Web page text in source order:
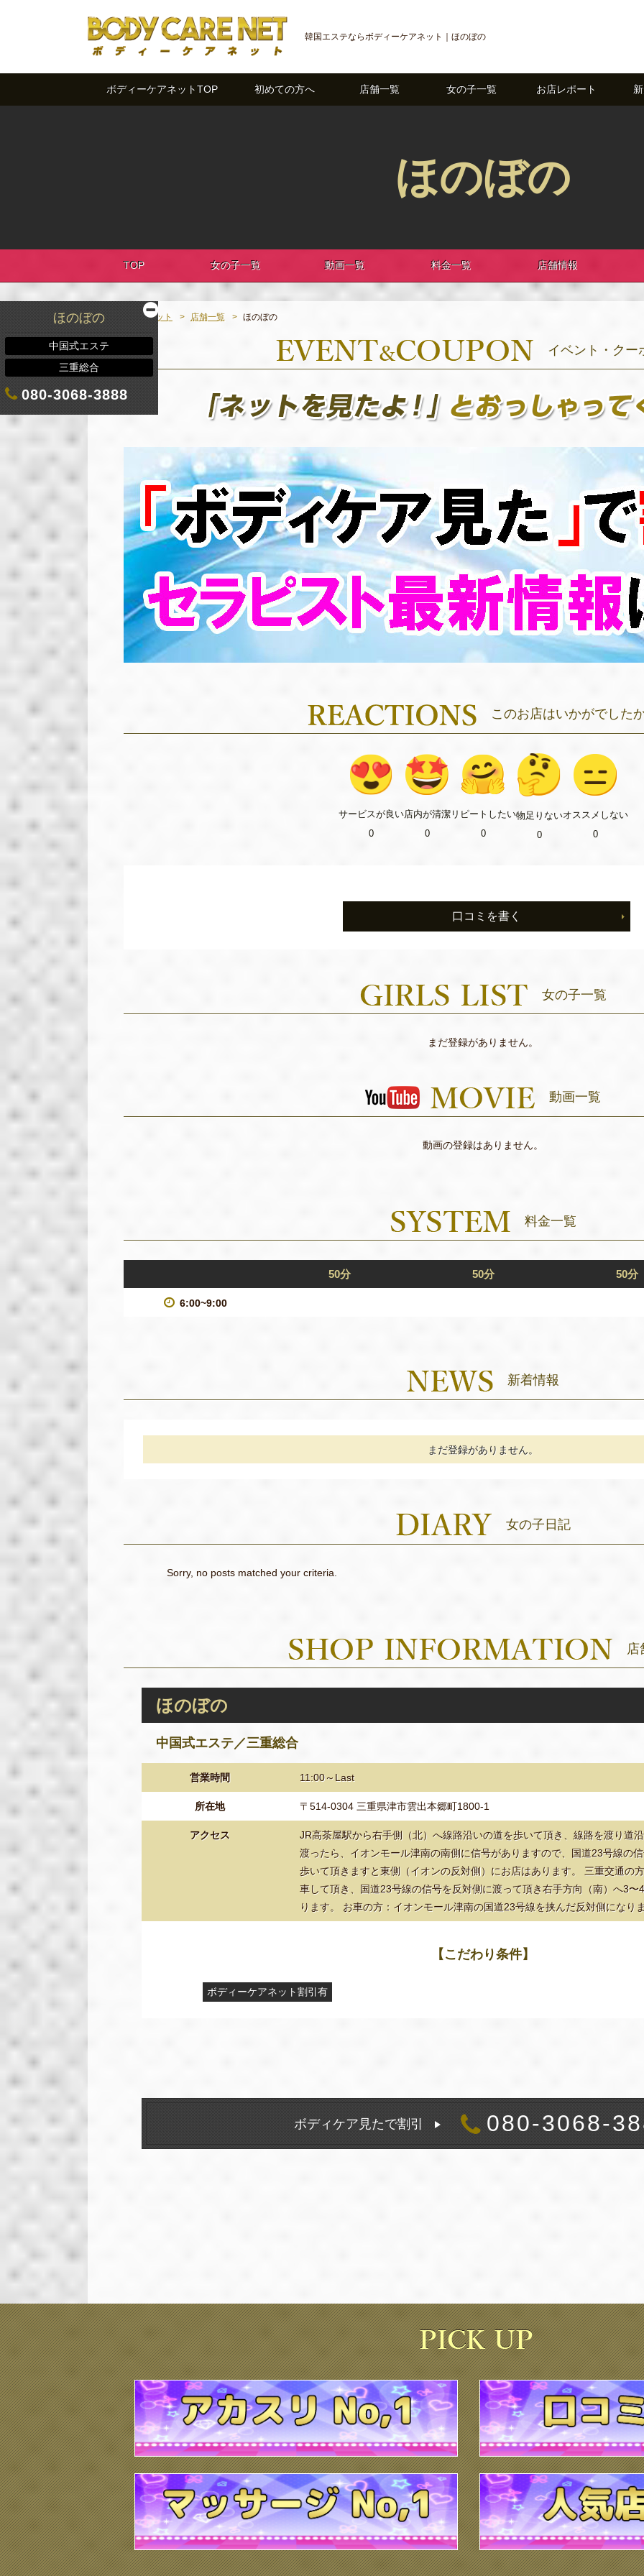
韓国エステならボディーケアネット｜ほのぼの
ボディーケアネットTOP 初めての方へ 店舗一覧 女の子一覧 お店レポート
ほのぼの
TOP 女の子一覧 動画一覧 料金一覧 店舗情報
ほのぼの
中国式エステ
三重総合
080-3068-3888
ボディーケアネット 店舗一覧 ほのぼの
イベント・クー
このお店はいかがでした
サービスが良い
0
店内が清潔
0
リピート したい
0
物足り ない
0
オススメ しない
0
口コミを書く
女の子一覧
まだ登録がありません。
動画一覧
動画の登録はありません。
料金一覧
50分 50分 50分
6:00~9:00
新着情報
まだ登録がありません。
女の子日記
Sorry, no posts matched your criteria.
店
ほのぼの
中国式エステ／三重総合
営業時間 11:00～Last
所在地 〒514-0304 三重県津市雲出本郷町1800-1
アクセス
JR高茶屋駅から右手側（北）へ線路沿いの道を歩いて頂き、線路を渡り道
渡ったら、イオンモール津南の南側に信号がありますので、国道23号線の
歩いて頂きますと東側（イオンの反対側）にお店はあります。 三重交通の
車して頂き、国道23号線の信号を反対側に渡って頂き右手方向（南）へ3
ります。 お車の方：イオンモール津南の国道23号線を挟んだ反対側になり
【こだわり条件】
ボディーケアネット割引有
ボディケア見たで割引 080-3068-